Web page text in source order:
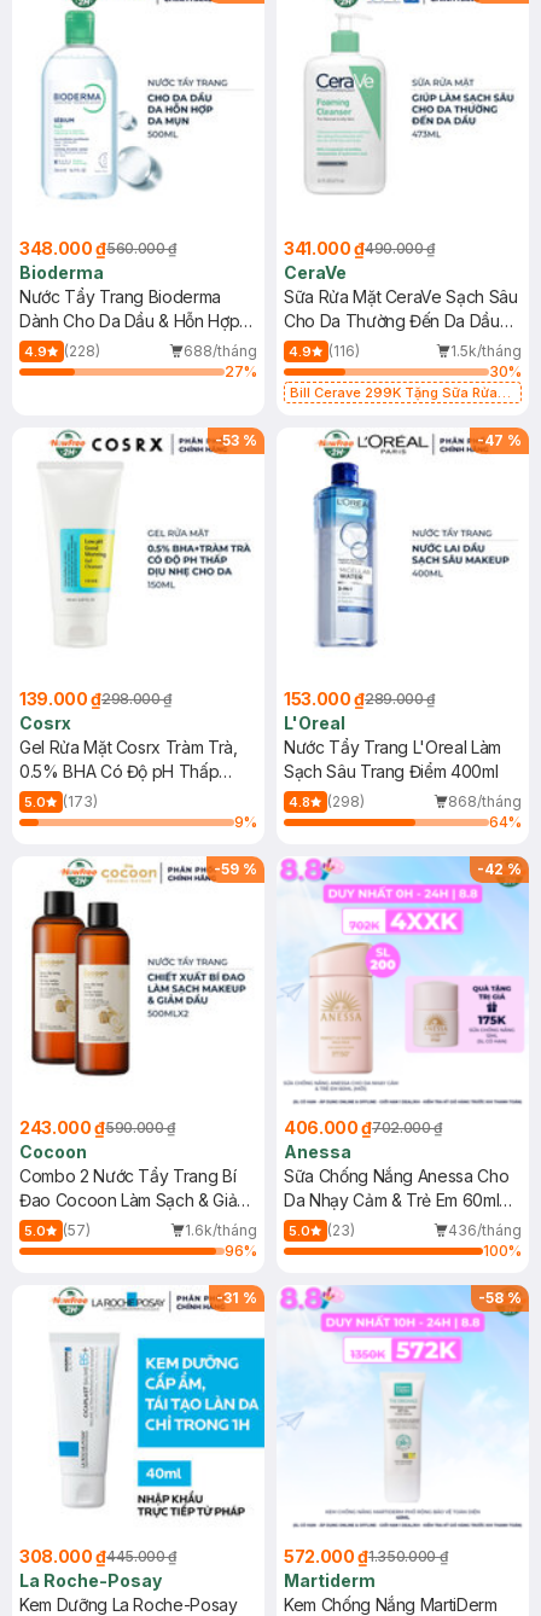
348.000 ₫560.000 ₫
Bioderma
Nước Tẩy Trang Bioderma
Dành Cho Da Dầu & Hỗn Hợp
500ml
4.9 (228)
688/tháng
27%
341.000 ₫490.000 ₫
CeraVe
Sữa Rửa Mặt CeraVe Sạch Sâu
Cho Da Thường Đến Da Dầu
473ml
4.9 (116)
1.5k/tháng
30%
Bill Cerave 299K Tặng Sữa Rửa
-53 %
139.000 ₫298.000 ₫
Cosrx
Gel Rửa Mặt Cosrx Tràm Trà,
0.5% BHA Có Độ pH Thấp
150ml
5.0
(173)
9%
-47 %
153.000 ₫289.000 ₫
L'Oreal
Nước Tẩy Trang L'Oreal Làm
Sạch Sâu Trang Điểm 400ml
4.8 (298)
868/tháng
64%
-59 %
243.000 ₫590.000 ₫
Cocoon
Combo 2 Nước Tẩy Trang Bí
Đao Cocoon Làm Sạch & Giảm
Dầu 500ml
5.0 (57)
1.6k/tháng
96%
-42%
406.000 ₫702.000 ₫
Anessa
Sữa Chống Nắng Anessa Cho
Da Nhạy Cảm & Trẻ Em 60ml
(Mới)
5.0 (23)
436/tháng
100%
-31 %
308.000 ₫445.000 ₫
La Roche-Posay
Kem Dưỡng La Roche-Posay
-58%
572.000 ₫1.350.000 ₫
Martiderm
Kem Chống Nắng MartiDerm